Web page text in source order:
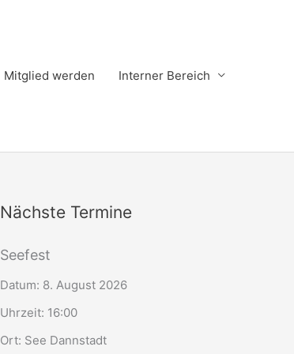
Mitglied werden Interner Bereich
Nächste Termine
Seefest
Datum: 8. August 2026
Uhrzeit: 16:00
Ort: See Dannstadt